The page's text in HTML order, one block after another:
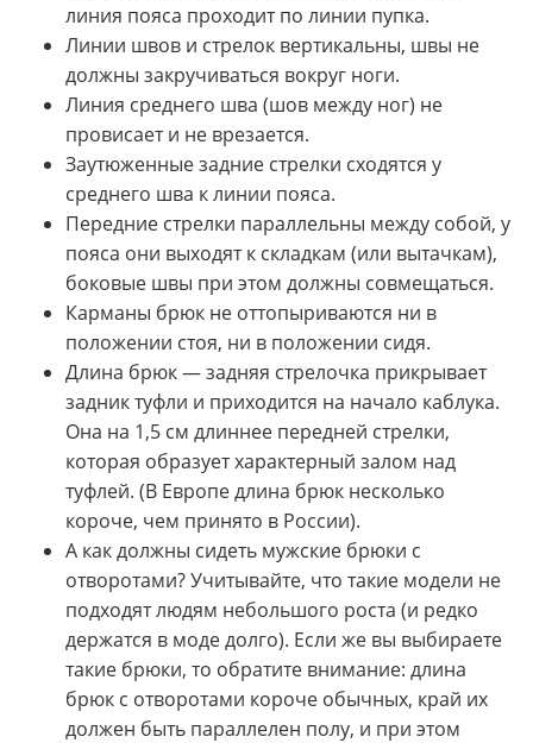
линия пояса проходит по линии пупка.
Линии швов и стрелок вертикальны, швы не
должны закручиваться вокруг ноги.
Линия среднего шва (шов между ног) не
провисает и не врезается.
Заутюженные задние стрелки сходятся у
среднего шва к линии пояса.
Передние стрелки параллельны между собой, у
пояса они выходят к складкам (или вытачкам),
боковые швы при этом должны совмещаться.
Карманы брюк не оттопыриваются ни в
положении стоя, ни в положении сидя.
Длина брюк — задняя стрелочка прикрывает
задник туфли и приходится на начало каблука.
Она на 1,5 см длиннее передней стрелки,
которая образует характерный залом над
туфлей. (В Европе длина брюк несколько
короче, чем принято в России).
А как должны сидеть мужские брюки с
отворотами? Учитывайте, что такие модели не
подходят людям небольшого роста (и редко
держатся в моде долго). Если же вы выбираете
такие брюки, то обратите внимание: длина
брюк с отворотами короче обычных, край их
должен быть параллелен полу, и при этом